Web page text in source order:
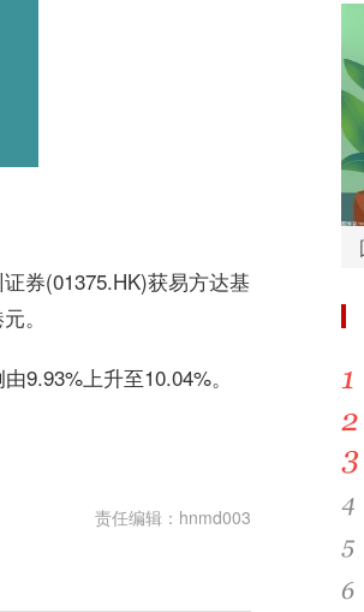
券(01375.HK)获易方达基
。
9.93%上升至10.04%。
责任编辑：hnmd003